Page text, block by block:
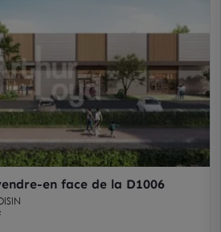
en face de la D1006